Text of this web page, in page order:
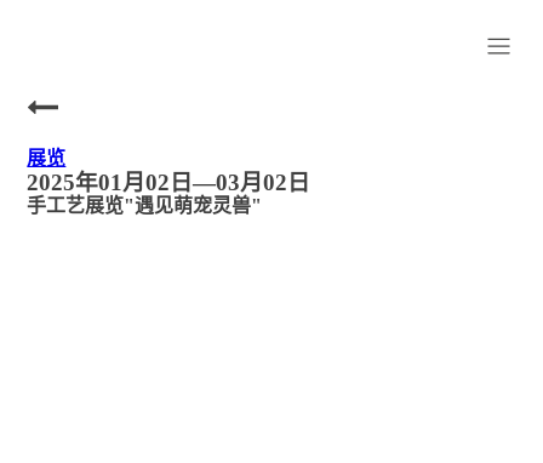
展览
2025年01月02日—03月02日
手工艺展览"遇⻅萌宠灵兽"